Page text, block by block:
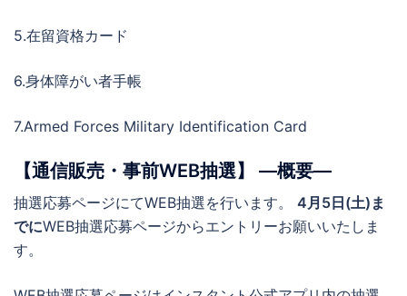
5.在留資格カード
6.身体障がい者手帳
7.Armed Forces Military Identification Card
【通信販売・事前WEB抽選】 ―概要―
抽選応募ページにてWEB抽選を行います。 4月5日(土)ま
でにWEB抽選応募ページからエントリーお願いいたしま
す。